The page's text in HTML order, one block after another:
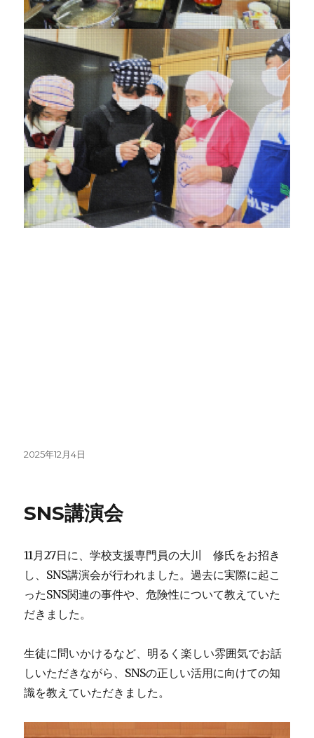
投
2025年12月4日
SNS講演会
11月27日に、学校支援専門員の大川 修氏をお招き
し、SNS講演会が行われました。過去に実際に起こ
ったSNS関連の事件や、危険性について教えていた
だきました。
生徒に問いかけるなど、明るく楽しい雰囲気でお話
しいただきながら、SNSの正しい活用に向けての知
識を教えていただきました。